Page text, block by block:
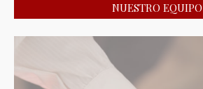
NUESTRO EQUIPO